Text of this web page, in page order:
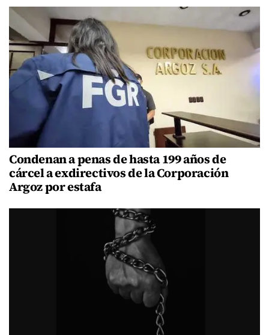
Condenan a penas de hasta 199 años de
cárcel a exdirectivos de la Corporación
Argoz por estafa